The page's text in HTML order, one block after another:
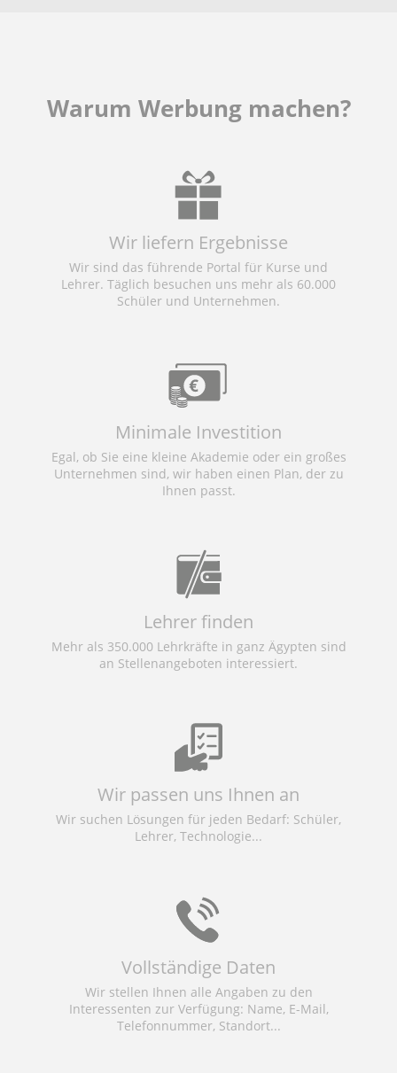
Warum Werbung machen?
Wir liefern Ergebnisse
Wir sind das führende Portal für Kurse und
Lehrer. Täglich besuchen uns mehr als 60.000
Schüler und Unternehmen.
Minimale Investition
Egal, ob Sie eine kleine Akademie oder ein großes
Unternehmen sind, wir haben einen Plan, der zu
Ihnen passt.
Lehrer finden
Mehr als 350.000 Lehrkräfte in ganz Ägypten sind
an Stellenangeboten interessiert.
Wir passen uns Ihnen an
Wir suchen Lösungen für jeden Bedarf: Schüler,
Lehrer, Technologie...
Vollständige Daten
Wir stellen Ihnen alle Angaben zu den
Interessenten zur Verfügung: Name, E-Mail,
Telefonnummer, Standort...